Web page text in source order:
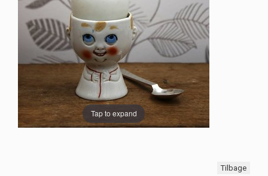
Tap to expand
Tilbage